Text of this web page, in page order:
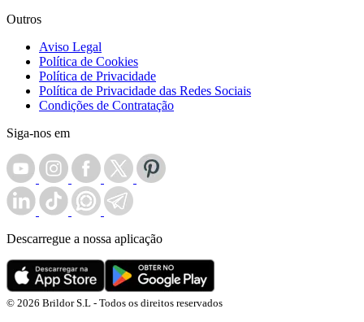
Outros
Aviso Legal
Política de Cookies
Política de Privacidade
Política de Privacidade das Redes Sociais
Condições de Contratação
Siga-nos em
Descarregue a nossa aplicação
© 2026 Brildor S.L - Todos os direitos reservados